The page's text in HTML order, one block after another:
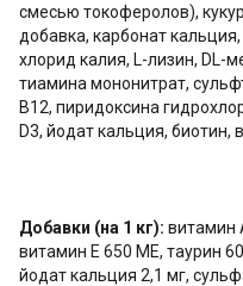
смесью токоферолов),
добавка, карбонат
хлорид калия, L-лизин, DL-
тиамина мононитрат,
В12, пиридоксина
D3, йодат кальция, биотин,
Добавки (на 1 кг): витамин
витамин Е 650 МЕ, таурин
йодат кальция 2,1 мг,